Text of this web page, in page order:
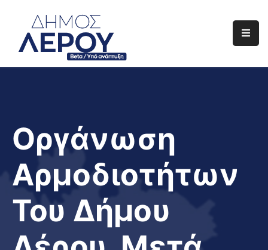
Αρχική
Διαφάνεια
Το
Νησί
Μας
Οργάνωση
Αρμοδιοτήτων
Του Δήμου